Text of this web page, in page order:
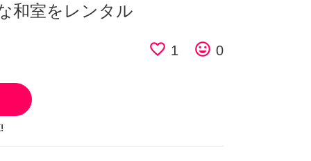
和室をレンタル
favorite_border 1 tag_faces 0